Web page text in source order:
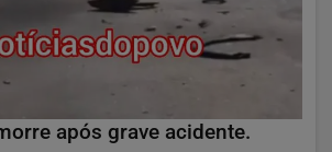
após grave acidente.